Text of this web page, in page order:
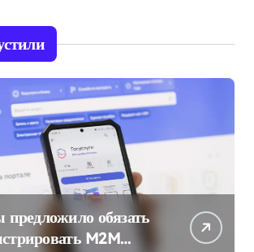
обязать
M2M